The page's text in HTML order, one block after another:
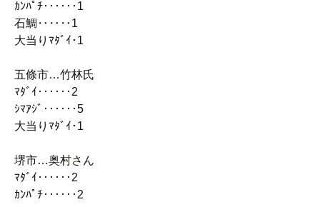
ｶﾝﾊﾟﾁ‥‥‥1
石鯛‥‥‥1
大当りﾏﾀﾞｲ･1
五條市…竹林氏
ﾏﾀﾞｲ‥‥‥2
ｼﾏｱｼﾞ‥‥‥5
大当りﾏﾀﾞｲ･1
堺市…奥村さん
ﾏﾀﾞｲ‥‥‥2
ｶﾝﾊﾟﾁ‥‥‥2